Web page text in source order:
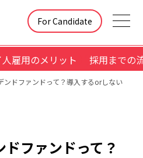
For Candidate
雇用のメリット 採用までの
ンドファンドって？導入するorしない
ファンドって？